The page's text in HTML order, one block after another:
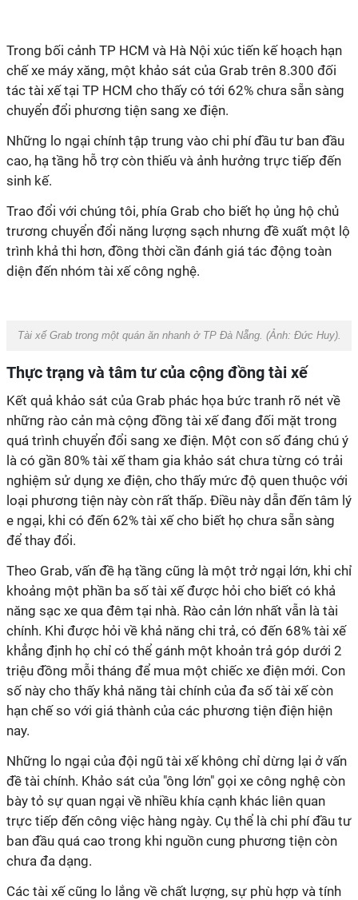
Trong bối cảnh TP HCM và Hà Nội xúc tiến kế hoạch hạn
chế xe máy xăng, một khảo sát của Grab trên 8.300 đối
tác tài xế tại TP HCM cho thấy có tới 62% chưa sẵn sàng
chuyển đổi phương tiện sang xe điện.
Những lo ngại chính tập trung vào chi phí đầu tư ban đầu
cao, hạ tầng hỗ trợ còn thiếu và ảnh hưởng trực tiếp đến
sinh kế.
Trao đổi với chúng tôi, phía Grab cho biết họ ủng hộ chủ
trương chuyển đổi năng lượng sạch nhưng đề xuất một lộ
trình khả thi hơn, đồng thời cần đánh giá tác động toàn
diện đến nhóm tài xế công nghệ.
Tài xế Grab trong một quán ăn nhanh ở TP Đà Nẵng. (Ảnh: Đức Huy).
Thực trạng và tâm tư của cộng đồng tài xế
Kết quả khảo sát của Grab phác họa bức tranh rõ nét về
những rào cản mà cộng đồng tài xế đang đối mặt trong
quá trình chuyển đổi sang xe điện. Một con số đáng chú ý
là có gần 80% tài xế tham gia khảo sát chưa từng có trải
nghiệm sử dụng xe điện, cho thấy mức độ quen thuộc với
loại phương tiện này còn rất thấp. Điều này dẫn đến tâm lý
e ngại, khi có đến 62% tài xế cho biết họ chưa sẵn sàng
để thay đổi.
Theo Grab, vấn đề hạ tầng cũng là một trở ngại lớn, khi chỉ
khoảng một phần ba số tài xế được hỏi cho biết có khả
năng sạc xe qua đêm tại nhà. Rào cản lớn nhất vẫn là tài
chính. Khi được hỏi về khả năng chi trả, có đến 68% tài xế
khẳng định họ chỉ có thể gánh một khoản trả góp dưới 2
triệu đồng mỗi tháng để mua một chiếc xe điện mới. Con
số này cho thấy khả năng tài chính của đa số tài xế còn
hạn chế so với giá thành của các phương tiện điện hiện
nay.
Những lo ngại của đội ngũ tài xế không chỉ dừng lại ở vấn
đề tài chính. Khảo sát của "ông lớn" gọi xe công nghệ còn
bày tỏ sự quan ngại về nhiều khía cạnh khác liên quan
trực tiếp đến công việc hàng ngày. Cụ thể là chi phí đầu tư
ban đầu quá cao trong khi nguồn cung phương tiện còn
chưa đa dạng.
Các tài xế cũng lo lắng về chất lượng, sự phù hợp và tính